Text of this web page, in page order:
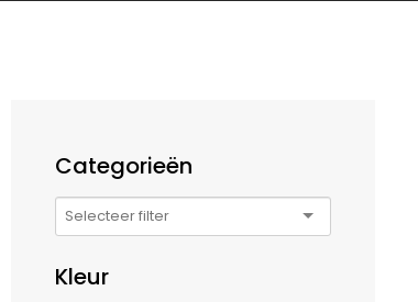
Categorieën
Kleur